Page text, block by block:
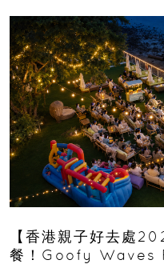
【香港親子好去處
餐！Goofy Waves